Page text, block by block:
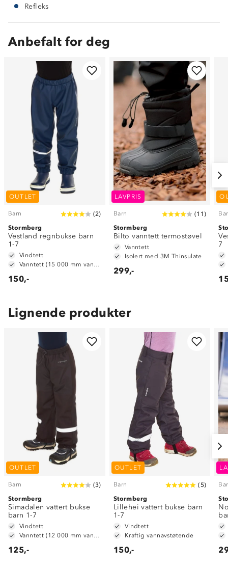
Refleks
Anbefalt for deg
OUTLET
Barn (2)
Stormberg
Vestland regnbukse barn
1-7
Vindtett
150,-
LAVPRIS
Barn (11 )
Stormberg
Bilto vanntett termostøvel
Vanntett
Isolert med 3M Thinsulate
299,-
7
Lignende produkter
OUTLET
Barn (3)
Stormberg
Simadalen vattert bukse
barn 1-7
Vindtett
125,-
OUTLET
Barn (5)
Stormberg
Lillehei vattert bukse barn
1-7
Vindtett
Kraftig vannavstøtende
150,-